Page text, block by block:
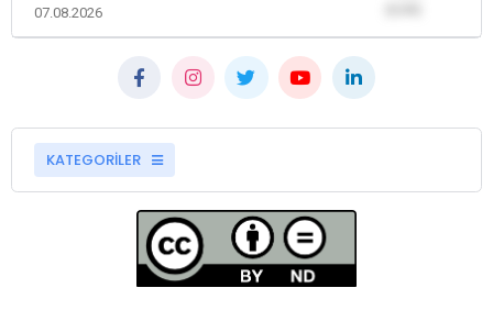
07.08.2026
KATEGORİLER